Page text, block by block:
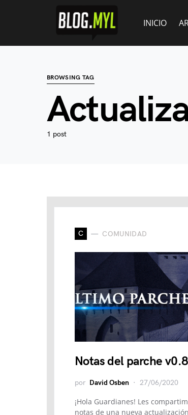
INICIO
BROWSING TAG
1 post
C COMUNIDAD
Notas del parche
por David Osben 27/06/2020
¡Hola Guardianes! Les
notas de una nueva